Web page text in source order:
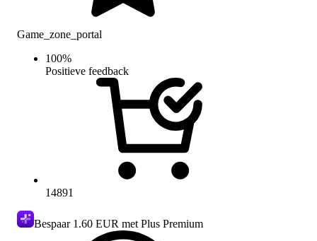
Game_zone_portal
100%
Positieve feedback
14891
Bespaar 1.60 EUR met Plus Premium